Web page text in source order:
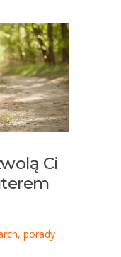
Ci
, porady